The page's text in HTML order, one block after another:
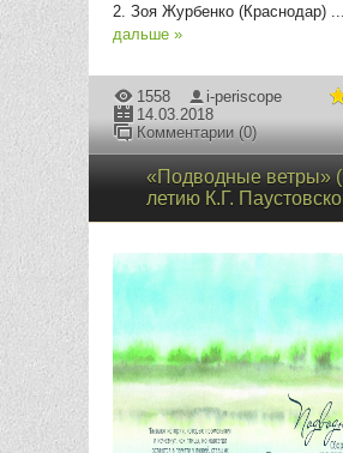
2. Зоя Журбенко (Краснодар) ...
дальше »
1558
i-periscope
14.03.2018
Комментарии (0)
«Подводные ветры»
летию К.Г.